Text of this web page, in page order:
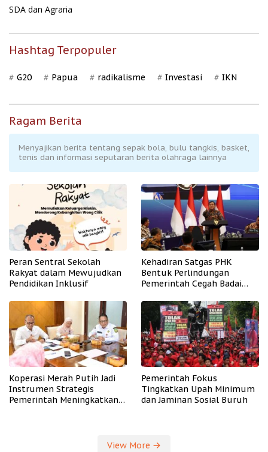
SDA dan Agraria
Hashtag Terpopuler
G20 Papua radikalisme Investasi IKN
Ragam Berita
Menyajikan berita tentang sepak bola, bulu tangkis, basket,
tenis dan informasi seputaran berita olahraga lainnya
Peran Sentral Sekolah
Rakyat dalam Mewujudkan
Pendidikan Inklusif
Kehadiran Satgas PHK
Bentuk Perlindungan
Pemerintah Cegah Badai
Koperasi Merah Putih Jadi
Instrumen Strategis
Pemerintah Meningkatkan
Pemerintah Fokus
Tingkatkan Upah Minimum
dan Jaminan Sosial Buruh
View More